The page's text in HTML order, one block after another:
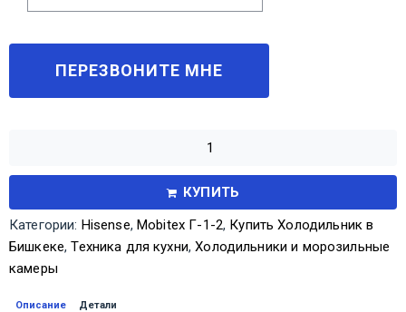
КУПИТЬ
Категории: Hisense,Mobitex Г-1-2, Купить Холодильник в
Бишкеке,Техника для кухни,Холодильники и морозильные
камеры
Описание Детали